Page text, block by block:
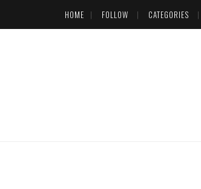
HOME FOLLOW CATEGORIES